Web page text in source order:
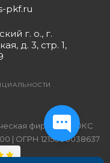
pkf.ru
г. о., г.
д. 3, стр. 1,
фирма ХОТОКС
| ОГРН 1215000038637